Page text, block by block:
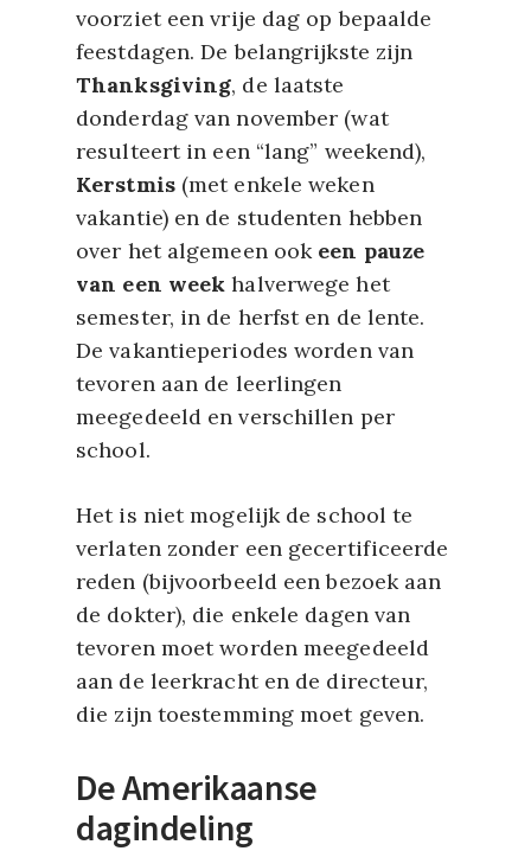
voorziet een vrije dag op bepaalde
feestdagen. De belangrijkste zijn
Thanksgiving, de laatste
donderdag van november (wat
resulteert in een “lang” weekend),
Kerstmis(met enkele weken
vakantie) en de studenten hebben
over het algemeen ook een pauze
van een weekhalverwege het
semester, in de herfst en de lente.
De vakantieperiodes worden van
tevoren aan de leerlingen
meegedeeld en verschillen per
school.
Het is niet mogelijk de school te
verlaten zonder een gecertificeerde
reden (bijvoorbeeld een bezoek aan
de dokter), die enkele dagen van
tevoren moet worden meegedeeld
aan de leerkracht en de directeur,
die zijn toestemming moet geven.
De Amerikaanse
dagindeling